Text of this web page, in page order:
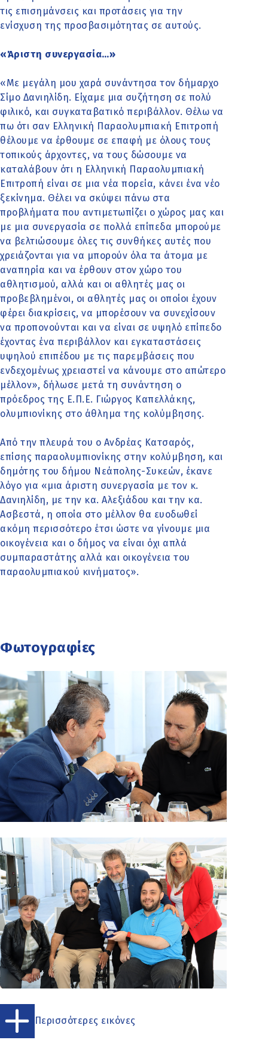
τις επισημάνσεις και προτάσεις για την
ενίσχυση της προσβασιμότητας σε αυτούς.
«Άριστη συνεργασία…»
«Με μεγάλη μου χαρά συνάντησα τον δήμαρχο
Σίμο Δανιηλίδη. Είχαμε μια συζήτηση σε πολύ
φιλικό, και συγκαταβατικό περιβάλλον. Θέλω να
πω ότι σαν Ελληνική Παραολυμπιακή Επιτροπή
θέλουμε να έρθουμε σε επαφή με όλους τους
τοπικούς άρχοντες, να τους δώσουμε να
καταλάβουν ότι η Ελληνική Παραολυμπιακή
Επιτροπή είναι σε μια νέα πορεία, κάνει ένα νέο
ξεκίνημα. Θέλει να σκύψει πάνω στα
προβλήματα που αντιμετωπίζει ο χώρος μας και
με μια συνεργασία σε πολλά επίπεδα μπορούμε
να βελτιώσουμε όλες τις συνθήκες αυτές που
χρειάζονται για να μπορούν όλα τα άτομα με
αναπηρία και να έρθουν στον χώρο του
αθλητισμού, αλλά και οι αθλητές μας οι
προβεβλημένοι, οι αθλητές μας οι οποίοι έχουν
φέρει διακρίσεις, να μπορέσουν να συνεχίσουν
να προπονούνται και να είναι σε υψηλό επίπεδο
έχοντας ένα περιβάλλον και εγκαταστάσεις
υψηλού επιπέδου με τις παρεμβάσεις που
ενδεχομένως χρειαστεί να κάνουμε στο απώτερο
μέλλον», δήλωσε μετά τη συνάντηση ο
πρόεδρος της Ε.Π.Ε. Γιώργος Καπελλάκης,
ολυμπιονίκης στο άθλημα της κολύμβησης.
Από την πλευρά του ο Ανδρέας Κατσαρός,
επίσης παραολυμπιονίκης στην κολύμβηση, και
δημότης του δήμου Νεάπολης-Συκεών, έκανε
λόγο για «μια άριστη συνεργασία με τον κ.
Δανιηλίδη, με την κα. Αλεξιάδου και την κα.
Ασβεστά, η οποία στο μέλλον θα ευοδωθεί
ακόμη περισσότερο έτσι ώστε να γίνουμε μια
οικογένεια και ο δήμος να είναι όχι απλά
συμπαραστάτης αλλά και οικογένεια του
παραολυμπιακού κινήματος».
Φωτογραφίες
Περισσότερες εικόνες